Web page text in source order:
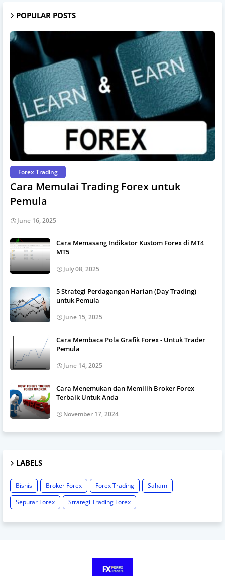
POPULAR POSTS
Forex Trading
Cara Memulai Trading Forex untuk
Pemula
June 16, 2025
Cara Memasang Indikator Kustom Forex di MT4
MT5
July 08, 2025
5 Strategi Perdagangan Harian (Day Trading)
untuk Pemula
June 15, 2025
Cara Membaca Pola Grafik Forex - Untuk Trader
Pemula
June 14, 2025
Cara Menemukan dan Memilih Broker Forex
Terbaik Untuk Anda
November 17, 2024
LABELS
Bisnis Broker Forex Forex Trading
Saham
Seputar Forex
Strategi Trading Forex